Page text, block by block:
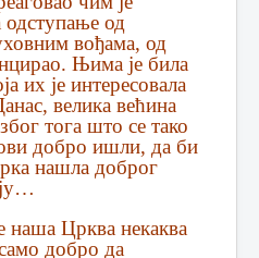
од
вођама, од
Њима је била
их је интересовала
велика већина
тога што се тако
добро ишли, да би
нашла доброг
наша Црква некаква
добро да